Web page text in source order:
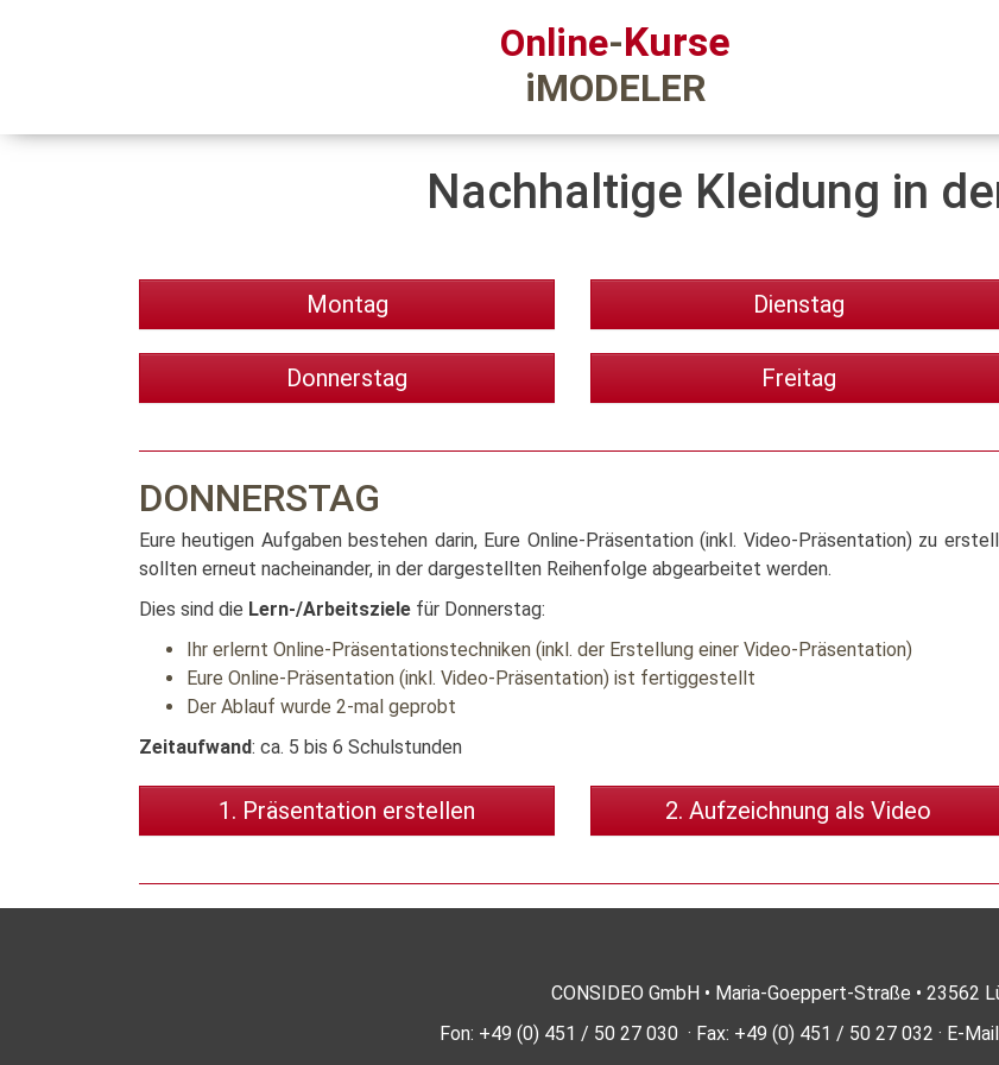
Online-Kurse
iMODELER
Nachhaltige Kleidung in
Montag Dienstag
Donnerstag Freitag
DONNERSTAG
Eure heutigen Aufgaben bestehen darin, Eure Online-Präsentation (inkl. Video-Präsentation) zu
sollten erneut nacheinander, in der dargestellten Reihenfolge abgearbeitet werden.
Dies sind die Lern-/Arbeitsziele für Donnerstag:
Ihr erlernt Online-Präsentationstechniken (inkl. der Erstellung einer Video-Präsentation)
Eure Online-Präsentation (inkl. Video-Präsentation) ist fertiggestellt
Der Ablauf wurde 2-mal geprobt
Zeitaufwand: ca. 5 bis 6 Schulstunden
1. Präsentation erstellen 2. Aufzeichnung als Video
CONSIDEO GmbH • Maria-Goeppert-Straße • 23562
Fon: +49 (0) 451 / 50 27 030 · Fax: +49 (0) 451 / 50 27 032 · E-